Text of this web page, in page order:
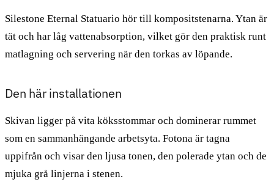
Silestone Eternal Statuario hör till kompositstenarna. Ytan är
tät och har låg vattenabsorption, vilket gör den praktisk runt
matlagning och servering när den torkas av löpande.
Den här installationen
Skivan ligger på vita köksstommar och dominerar rummet
som en sammanhängande arbetsyta. Fotona är tagna
uppifrån och visar den ljusa tonen, den polerade ytan och de
mjuka grå linjerna i stenen.